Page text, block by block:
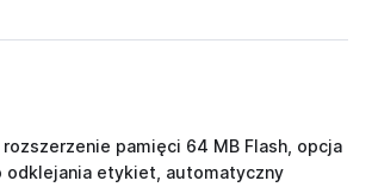
pamięci 64 MB Flash, opcja
odklejania etykiet, automatyczny